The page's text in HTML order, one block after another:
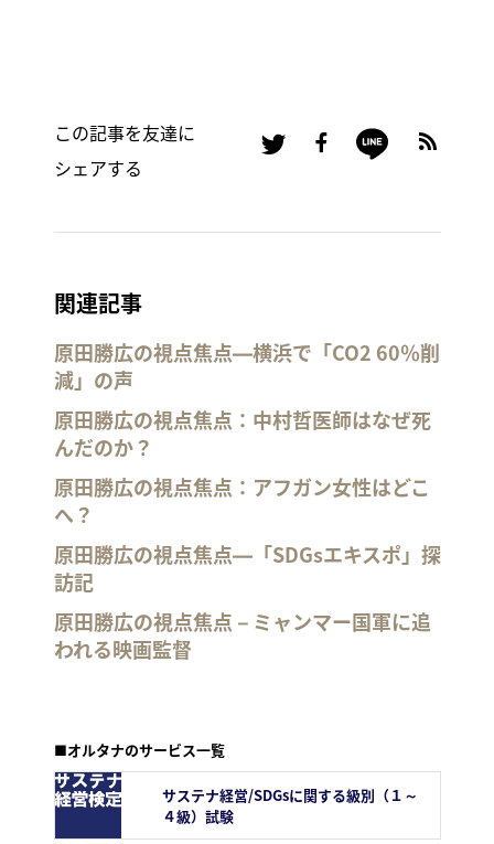
この記事を友達に
シェアする
関連記事
原田勝広の視点焦点―横浜で「CO2 60％削
減」の声
原田勝広の視点焦点：中村哲医師はなぜ死
んだのか？
原田勝広の視点焦点：アフガン女性はどこ
へ？
原田勝広の視点焦点―「SDGsエキスポ」探
訪記
原田勝広の視点焦点－ミャンマー国軍に追
われる映画監督
■オルタナのサービス一覧
サステナ経営/SDGsに関する級別（１～
４級）試験